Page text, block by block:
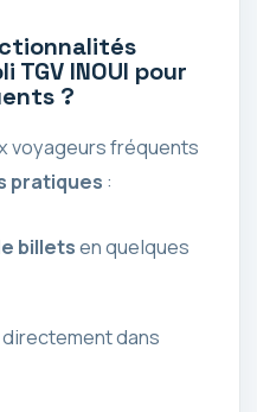
TGV INOUI pour
?
voyageurs fréquents
pratiques :
billetsen quelques
dans